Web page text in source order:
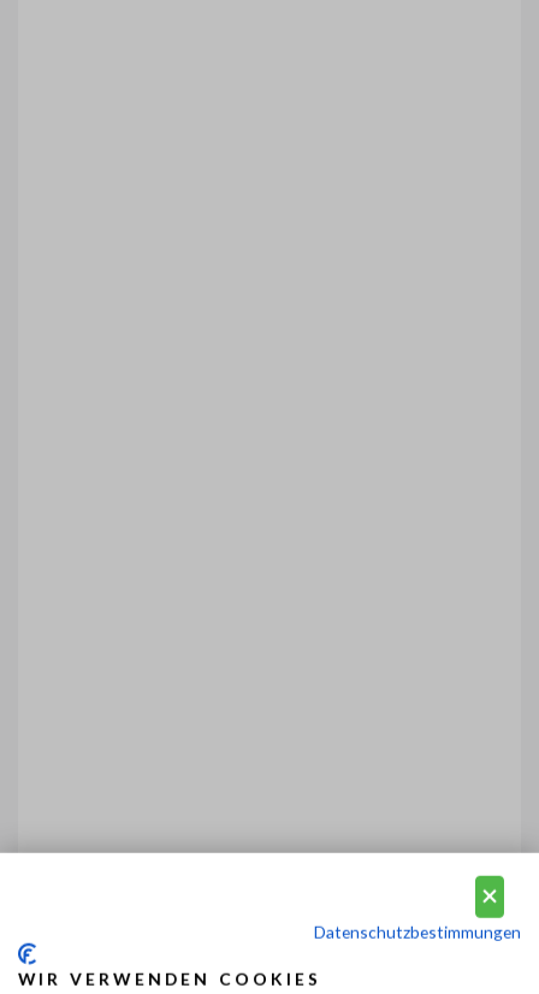
Datenschutzbestimmungen
WIR VERWENDEN COOKIES